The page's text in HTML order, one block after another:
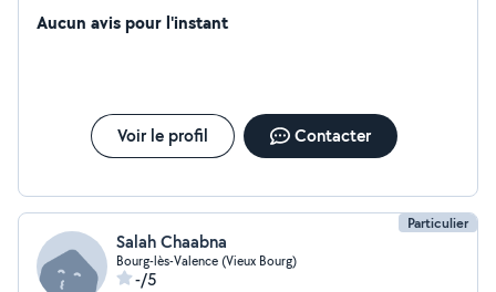
poêle,cheminées,électricité,plomberie,....
Aucun avis pour l'instant
Voir le profil Contacter
Particulier
Salah Chaabna
Bourg-lès-Valence (Vieux Bourg)
-/5